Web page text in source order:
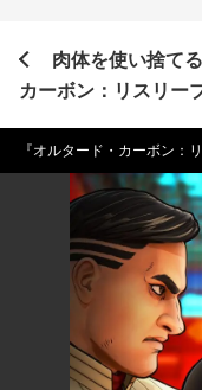
肉体を使い捨て
カーボン：リスリー
『オルタード・カーボン：